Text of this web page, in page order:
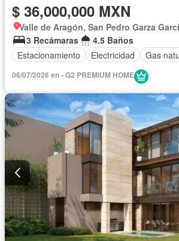
$ 36,000,000 MXN
Valle de Aragón, San Pedro Garza
3 Recámaras
4.5 Baños
Estacionamiento
Electricidad Gas
06/07/2026 en - G2 PREMIUM HOME